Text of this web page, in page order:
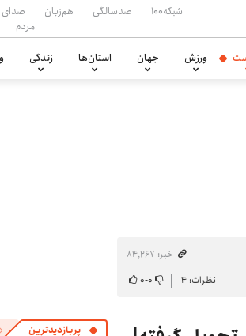
شبکه۱۰۰ صدسالگی هم‌زبان
صدای
مردم
ورزش جهان استان‌ها زندگی
خبر: ۸۴٬۲۶۷
نظرات: ۴ ۰-۰
پربازدیدترین